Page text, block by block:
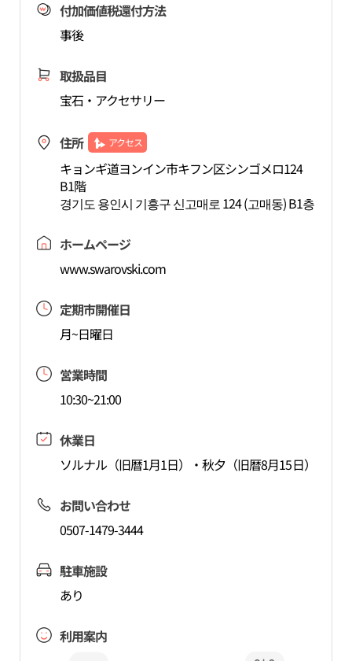
付加価値税還付方法
事後
取扱品目
宝石・アクセサリー
住所 アクセス
キョンギ道ヨンイン市キフン区シンゴメロ124
B1階
경기도 용인시 기흥구 신고매로 124 (고매동) B1층
ホームページ
www.swarovski.com
定期市開催日
月~日曜日
営業時間
10:30~21:00
休業日
ソルナル（旧暦1月1日）・秋夕（旧暦8月15日）
お問い合わせ
0507-1479-3444
駐車施設
あり
利用案内